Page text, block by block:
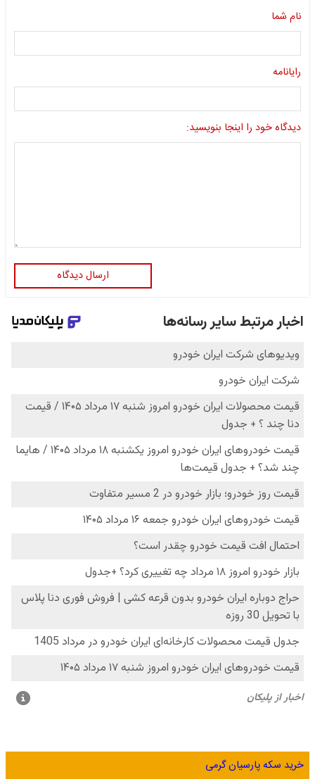
نام شما
رایانامه
دیدگاه خود را اینجا بنویسید:
ارسال دیدگاه
خرید سکه پارسیان گرمی